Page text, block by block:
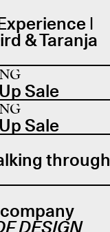
|
& Taranja
Sale
Sale
through
DESIGN